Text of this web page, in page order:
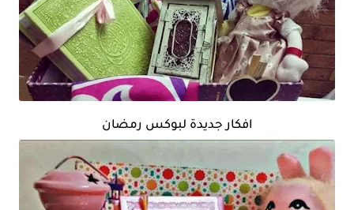
افكار جديدة لبوكس رمضان